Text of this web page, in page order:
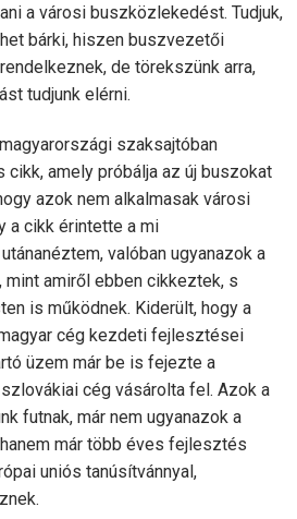
a városi buszközlekedést. Tudjuk,
bárki, hiszen buszvezetői
de törekszünk arra,
tudjunk elérni.
szaksajtóban
amely próbálja az új buszokat
azok nem alkalmasak városi
a cikk érintette a mi
valóban ugyanazok a
mint amiről ebben cikkeztek, s
is működnek. Kiderült, hogy a
cég kezdeti fejlesztései
üzem már be is fejezte a
cég vásárolta fel. Azok a
futnak, már nem ugyanazok a
már több éves fejlesztés
uniós tanúsítvánnyal,